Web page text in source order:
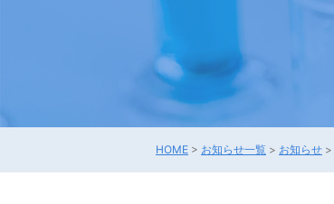
HOME > お知らせ一覧 > お知らせ >